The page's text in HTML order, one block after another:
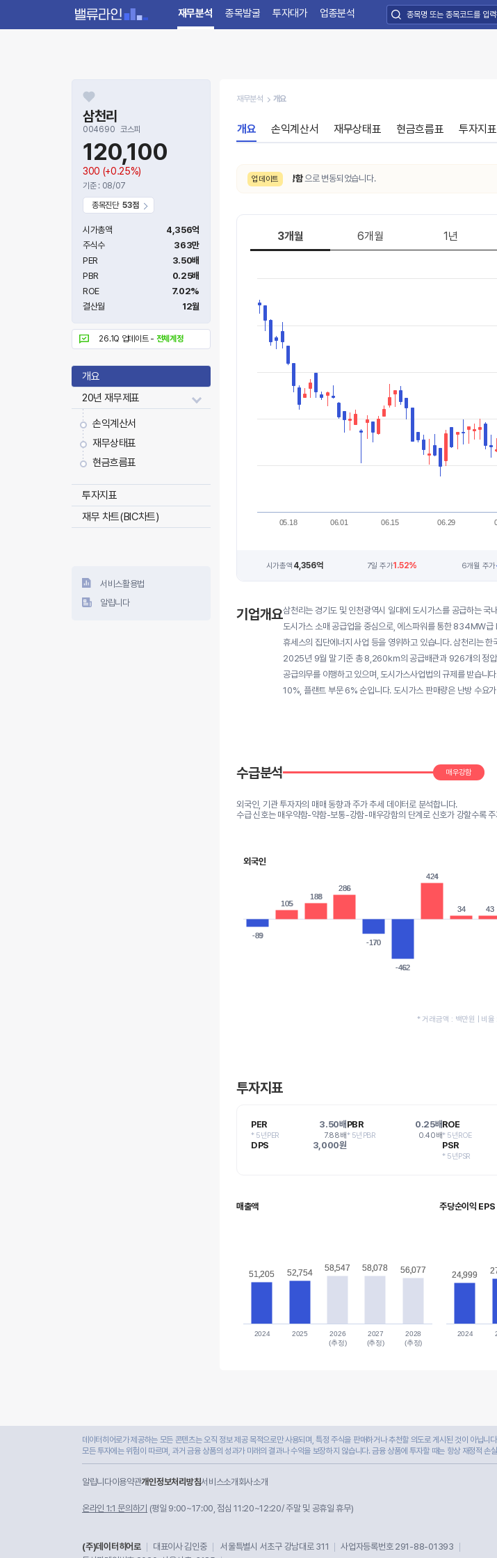
재무분석 종목발굴 투자대가 업종분석
삼천리
004690 코스피
120,100
300 (+0.25%)
기준 : 08/07
종목진단53점
시가총액
4,356억
주식수
363만
PER
3.50배
PBR
0.25배
ROE
7.02%
결산월
12월
26.1Q 업데이트 - 전체계정
개요
20년 재무제표
손익계산서
재무상태표
현금흐름표
투자지표
재무 차트(BIC차트)
서비스활용법
알립니다
재무분석 개요
개요 손익계산서 재무상태표 현금흐름표 투자지표
업데이트
강함 → 매우강함 으로 변동되었습니다.
3개월 6개월 1년
05.18 06.01 06.15 06.29
시가총액 4,356억 7일 주가1.52% 6개월 주가
기업개요삼천리는 경기도 및 인천광역시 일대에 도시가스를 공급하는
도시가스 소매 공급업을 중심으로, 에스파워를 통한 834MW
휴세스의 집단에너지 사업 등을 영위하고 있습니다. 삼천리는
2025년 9월 말 기준 총 8,260km의 공급배관과 926개의 정압
공급의무를 이행하고 있으며, 도시가스사업법의 규제를 받습
10%, 플랜트 부문 6% 순입니다. 도시가스 판매량은 난방 수요
수급분석 매우강함
외국인, 기관 투자자의 매매 동향과 주가 추세 데이터로 분석합니다.
수급 신호는 매우약함-약함-보통-강함-매우강함의 단계로 신호가 강할수록
외국인
-89
-89
105
105
188
188
286
286
-170
-170
-462
-462
424
424
34
34 43
43
* 거래금액 : 백만원 | 비율
투자지표
PER 3.50배
* 5년PER 7.88배
PBR 0.25배
* 5년PBR 0.40배
ROE
* 5년ROE
DPS 3,000원 PSR
* 5년PSR
매출액
51,205
51,205 52,754
52,754 58,547
58,547 58,078
58,078 56,077
56,077
2024 2025
2026
(추정)
2027
(추정)
2028
(추정)
주당순이익 EPS
24,999
24,999
2024
데이터히어로가 제공하는 모든 콘텐츠는 오직 정보 제공 목적으로만 사용되며, 특정 주식을 판매하거나 추천할 의도로 게시된 것이 아닙
모든 투자에는 위험이 따르며, 과거 금융 상품의 성과가 미래의 결과나 수익을 보장하지 않습니다. 금융 상품에 투자할 때는 항상 재정적
알립니다이용약관개인정보처리방침서비스소개 회사소개
온라인 1:1 문의하기 (평일 9:00~17:00, 점심 11:20~12:20/ 주말 및 공휴일 휴무)
(주)데이터히어로 대표이사 김인중 서울특별시 서초구 강남대로 311
사업자등록번호 291-88-01393